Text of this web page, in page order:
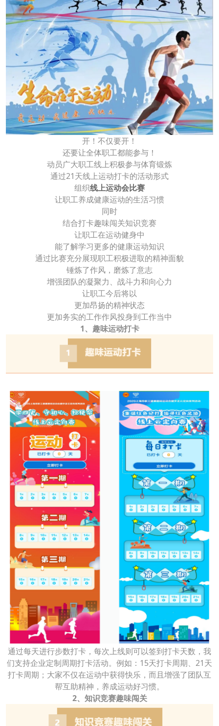
开！不仅要开！
还要让全体职工都能参与！
动员广大职工线上积极参与体育锻炼
通过21天线上运动打卡的活动形式
组织线上运动会比赛
让职工养成健康运动的生活习惯
同时
结合打卡趣味闯关知识竞赛
让职工在运动健身中
能了解学习更多的健康运动知识
通过比赛充分展现职工积极进取的精神面貌
锤炼了作风，磨炼了意志
增强团队的凝聚力、战斗力和向心力
让职工今后将以
更加昂扬的精神状态
更加务实的工作作风投身到工作当中
1、趣味运动打卡
通过每天进行步数打卡，每次上线则可以签到打卡天数，我
们支持企业定制周期打卡活动。例如：15天打卡周期、21天
打卡周期；大家不仅在运动中获得快乐，而且增强了团队互
帮互助精神，养成运动好习惯。
2、知识竞赛趣味闯关